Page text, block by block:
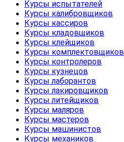
Курсы испытателей
Курсы калибровщиков
Курсы кассиров
Курсы кладовщиков
Курсы клейщиков
Курсы комплектовщиков
Курсы контролеров
Курсы кузнецов
Курсы лаборантов
Курсы лакировщиков
Курсы литейщиков
Курсы маляров
Курсы мастеров
Курсы машинистов
Курсы механиков